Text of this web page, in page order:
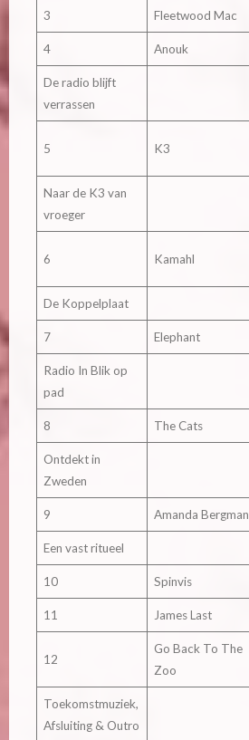
3 Fleetwood Mac
4 Anouk
De radio blijft
verrassen
5 K3
Naar de K3 van
vroeger
6 Kamahl
De Koppelplaat
7 Elephant
Radio In Blik op
pad
8 The Cats
Ontdekt in
Zweden
9 Amanda Bergman
Een vast ritueel
10 Spinvis
11 James Last
12
Go Back To The
Zoo
Toekomstmuziek,
Afsluiting & Outro